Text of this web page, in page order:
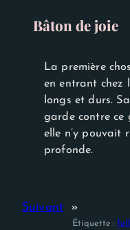
Bâton de joie
La première
en entrant chez
longs et durs.
garde contre ce
elle n’y pouvait
profonde.
Suivant
»
Étiquette :
Afin que notre
site Web
possible lors
de votre
visite. Si vous
refusez ces
certaines
fonctionnalités
disparaîtront
du site Web.